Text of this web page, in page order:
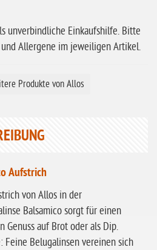
unverbindliche Einkaufshilfe. Bitte
Allergene im jeweiligen Artikel.
Produkte von Allos
Aufstrich
von Allos in der
Balsamico sorgt für einen
Genuss auf Brot oder als Dip.
Feine Belugalinsen vereinen sich